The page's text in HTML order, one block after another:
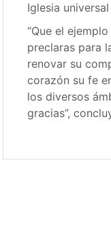
Iglesia
“Que el
preclaras para
renovar su
corazón su fe
los diversos
gracias”,